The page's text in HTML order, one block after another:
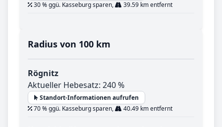
30 % ggü. Kasseburg sparen,
39.59 km entfernt
Radius von 100 km
Rögnitz
Aktueller Hebesatz: 240 %
Standort-Informationen aufrufen
70 % ggü. Kasseburg sparen,
40.49 km entfernt